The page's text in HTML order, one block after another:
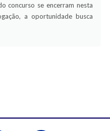
concurso se encerram nesta
a oportunidade busca